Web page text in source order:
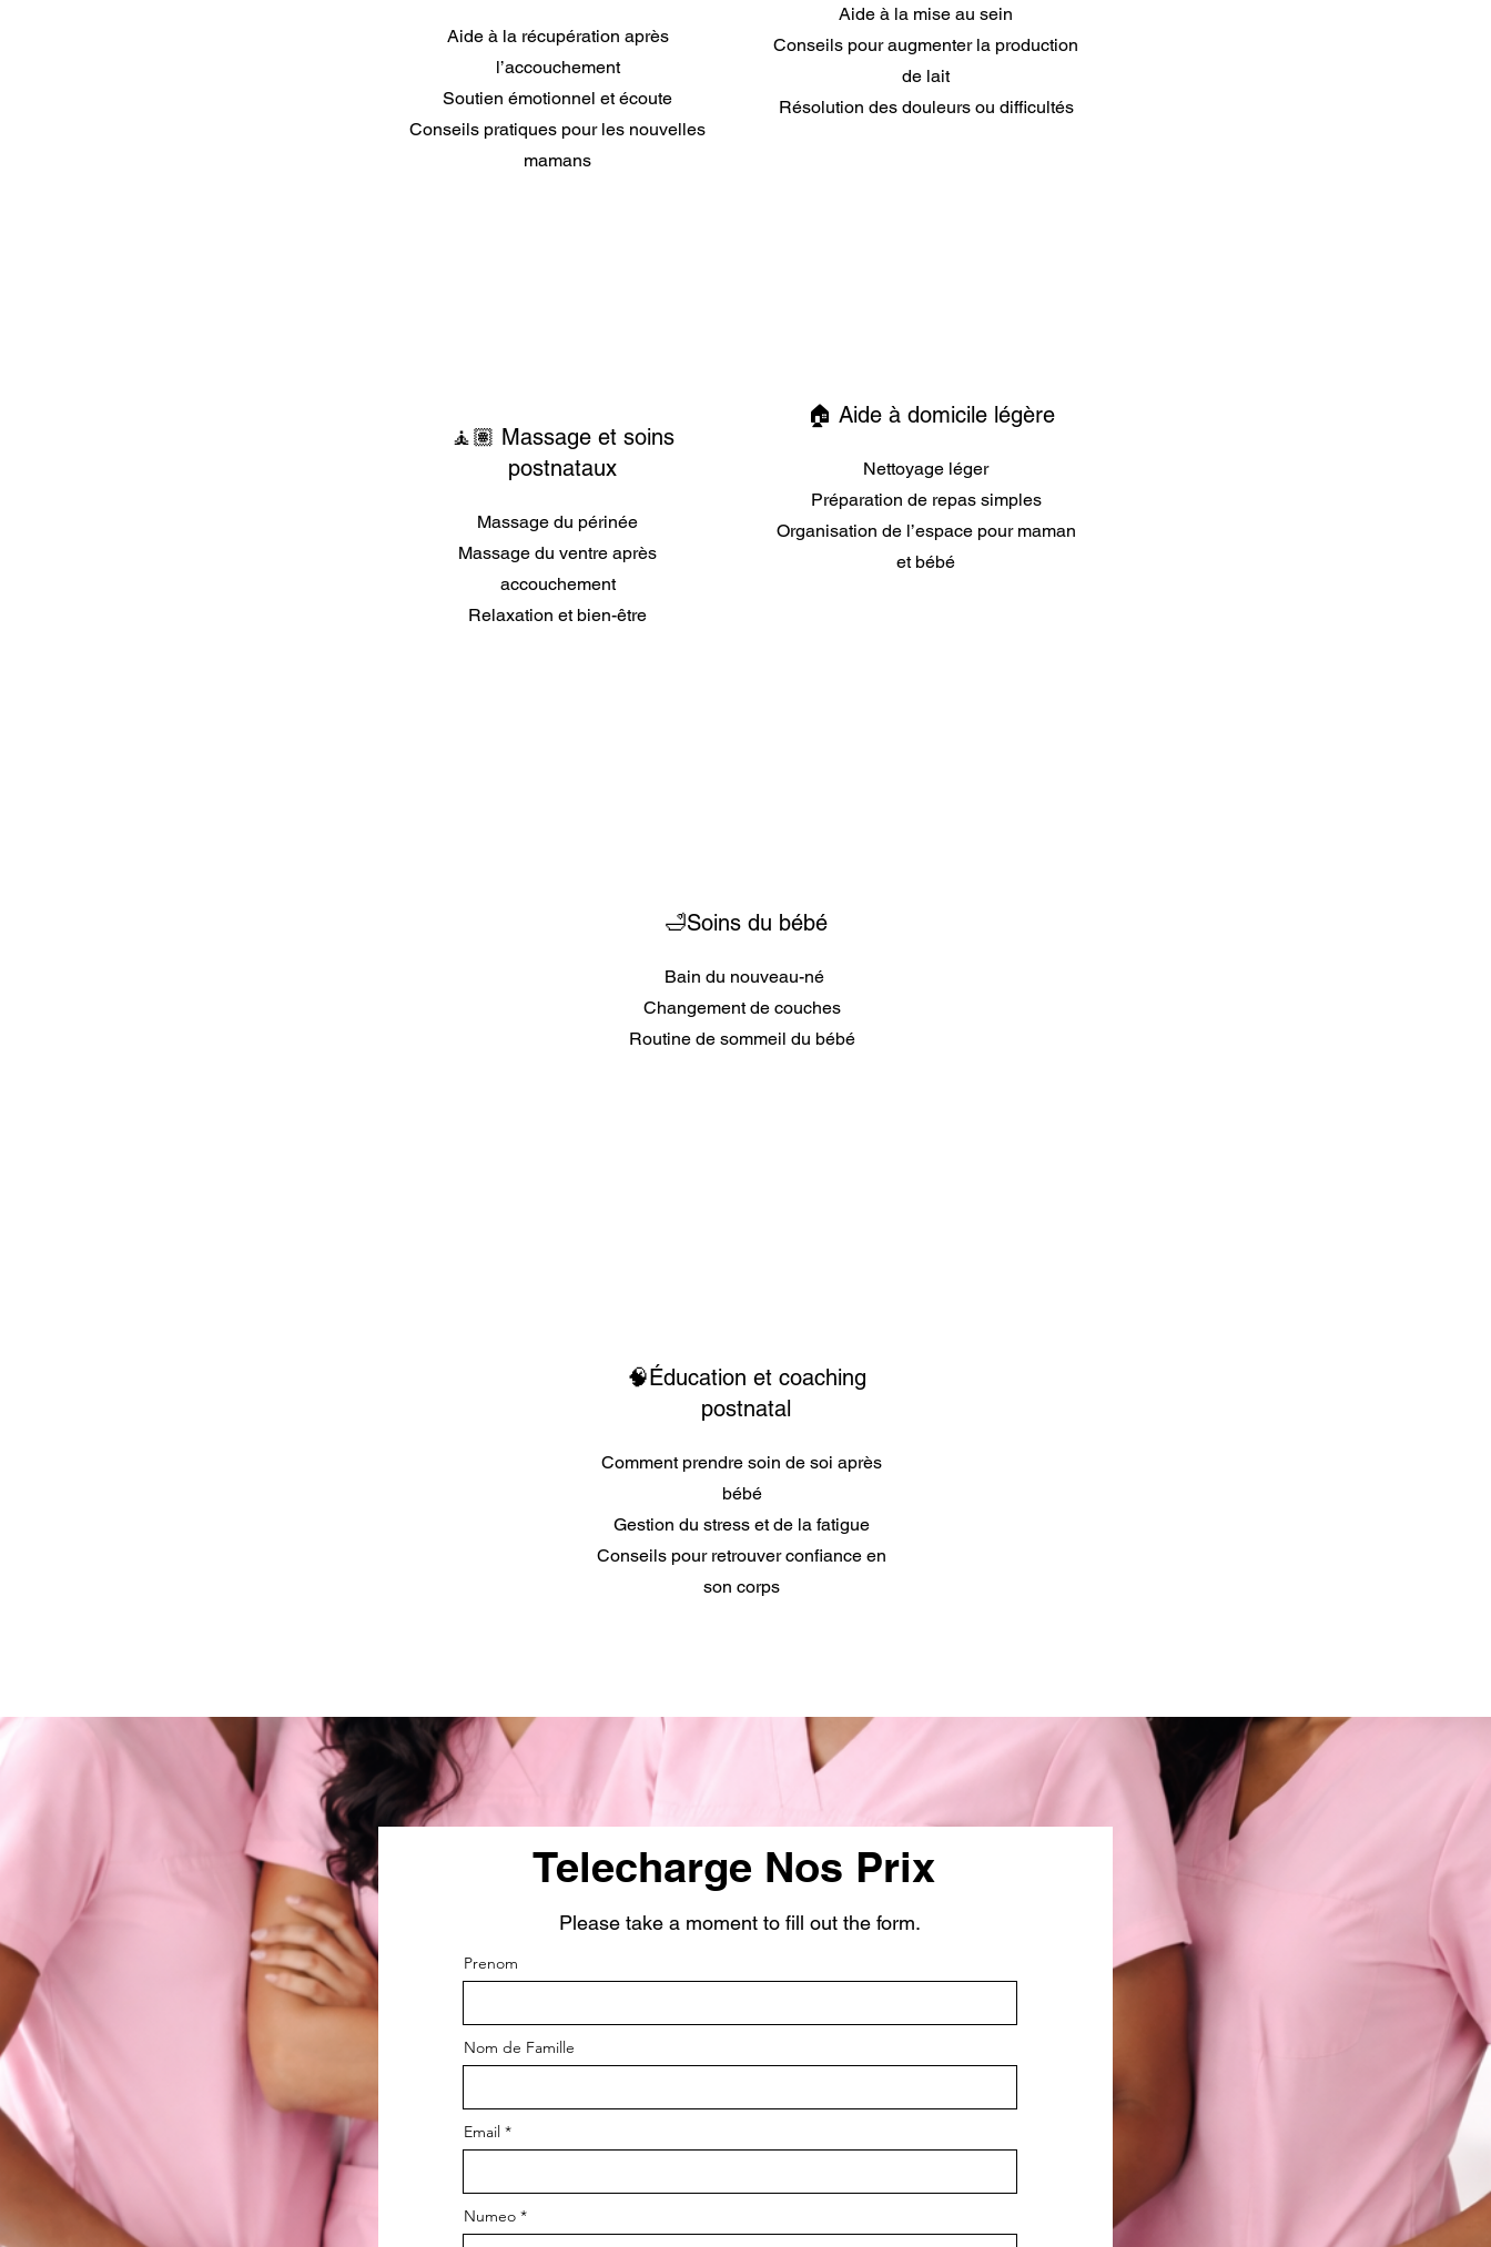
Aide à la récupération après
l’accouchement
Soutien émotionnel et écoute
Conseils pratiques pour les nouvelles
mamans
🧘🏽 Massage et soins
postnataux
Massage du périnée
Massage du ventre après
accouchement
Relaxation et bien-être
Aide à la mise au sein
Conseils pour augmenter la production
de lait
Résolution des douleurs ou difficultés
🏠 Aide à domicile légère
Nettoyage léger
Préparation de repas simples
Organisation de l’espace pour maman
et bébé
🛁Soins du bébé
Bain du nouveau-né
Changement de couches
Routine de sommeil du bébé
🧠Éducation et coaching
postnatal
Comment prendre soin de soi après
bébé
Gestion du stress et de la fatigue
Conseils pour retrouver confiance en
son corps
Telecharge Nos Prix
Please take a moment to fill out the form.
Prenom
Nom de Famille
Email
Numeo